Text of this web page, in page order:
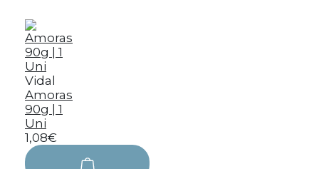
Vidal
Amoras
90g | 1
Uni
1,08€